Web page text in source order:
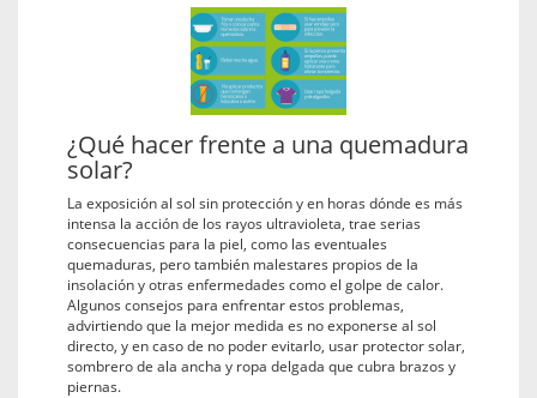
¿Qué hacer frente a una quemadura
solar?
La exposición al sol sin protección y en horas dónde es más
intensa la acción de los rayos ultravioleta, trae serias
consecuencias para la piel, como las eventuales
quemaduras, pero también malestares propios de la
insolación y otras enfermedades como el golpe de calor.
Algunos consejos para enfrentar estos problemas,
advirtiendo que la mejor medida es no exponerse al sol
directo, y en caso de no poder evitarlo, usar protector solar,
sombrero de ala ancha y ropa delgada que cubra brazos y
piernas.